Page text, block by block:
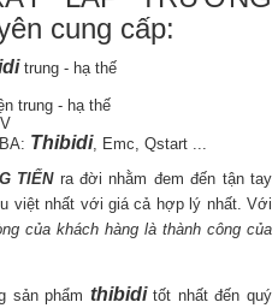
cung cấp:
trung - hạ thế
trung - hạ thế
Thibidi, Emc, Qstart ...
TIẾNra đời nhằm đem đến tận tay
việt nhất với giá cả hợp lý nhất. Với
của khách hàng là thành công của
sản phẩm thibiditốt nhất đến quý